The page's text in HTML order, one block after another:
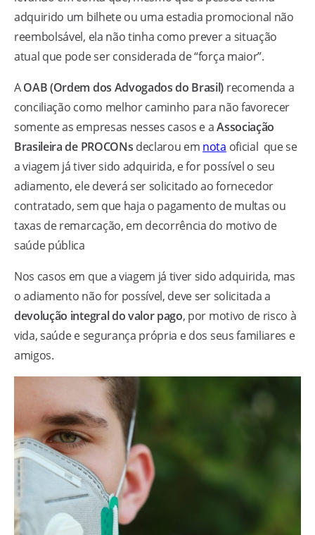
adquirido um bilhete ou uma estadia promocional não
reembolsável, ela não tinha como prever a situação
atual que pode ser considerada de “força maior”.
AOAB (Ordem dos Advogados do Brasil) recomenda a
conciliação como melhor caminho para não favorecer
somente as empresas nesses casos e aAssociação
Brasileira de PROCONs declarou em nota oficial que se
a viagem já tiver sido adquirida, e for possível o seu
adiamento, ele deverá ser solicitado ao fornecedor
contratado, sem que haja o pagamento de multas ou
taxas de remarcação, em decorrência do motivo de
saúde pública
Nos casos em que a viagem já tiver sido adquirida, mas
o adiamento não for possível, deve ser solicitada a
devolução integral do valor pago, por motivo de risco à
vida, saúde e segurança própria e dos seus familiares e
amigos.